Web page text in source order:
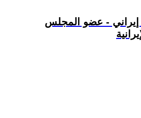
- عضو المجلس